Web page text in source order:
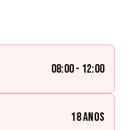
08:00 - 12:00
18 anos